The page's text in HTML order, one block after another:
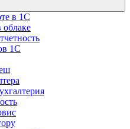
в 1С
1С